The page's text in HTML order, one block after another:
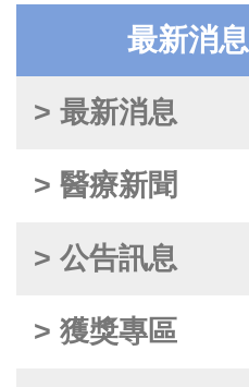
最新消息
> 最新消息
> 醫療新聞
> 公告訊息
> 獲獎專區